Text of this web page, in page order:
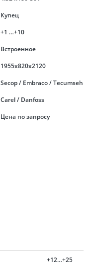
Купец
+1 …+10
Встроенное
1955x820x2120
Secop / Embraco / Tecumseh
Carel / Danfoss
Цена по запросу
+12…+25